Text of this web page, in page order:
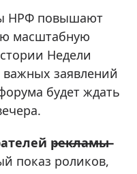
НРФ повышают
масштабную
Недели
заявлений
будет ждать
р̶е̶к̶л̶а̶м̶ы̶
показ роликов,